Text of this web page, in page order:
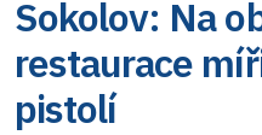
Sokolov: Na
restaurace
pistolí